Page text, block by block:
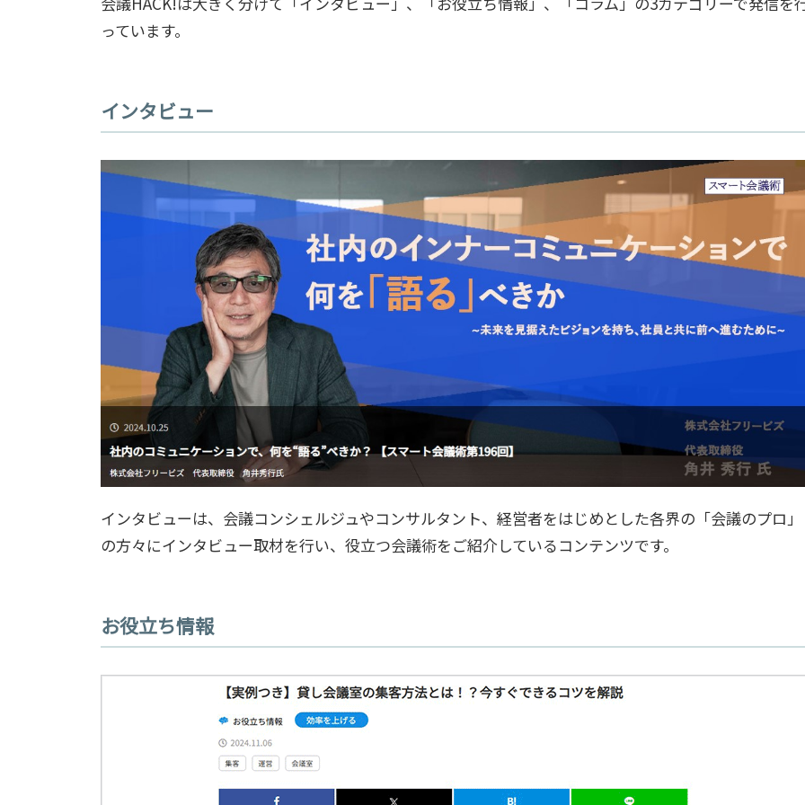
っています。
インタビュー
インタビューは、会議コンシェルジュやコンサルタント、経営者をはじめとした各界の「会議のプロ」
の方々にインタビュー取材を行い、役立つ会議術をご紹介しているコンテンツです。
お役立ち情報